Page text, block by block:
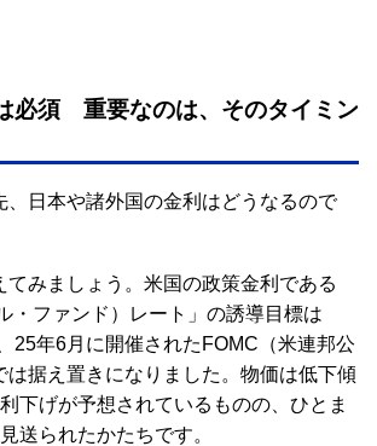
必須 重要なのは、そのタイミン
、日本や諸外国の金利はどうなるので
てみましょう。米国の政策金利である
・ファンド）レート」の誘導目標は
25年6月に開催されたFOMC（米連邦公
は据え置きになりました。物価は低下傾
下げが予想されているものの、ひとま
送られたかたちです。